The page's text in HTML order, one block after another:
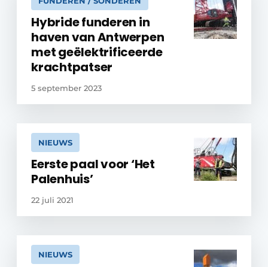
Hybride funderen in
haven van Antwerpen
met geëlektrificeerde
krachtpatser
5 september 2023
NIEUWS
Eerste paal voor ‘Het
Palenhuis’
22 juli 2021
NIEUWS